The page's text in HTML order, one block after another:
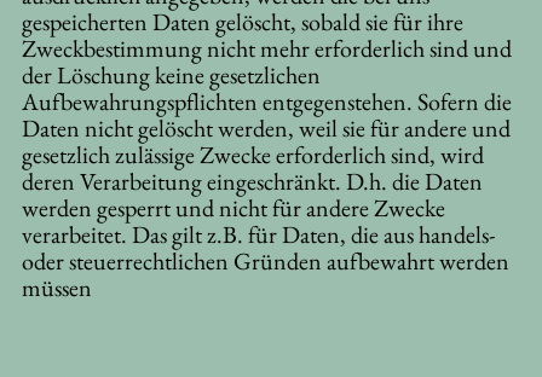
gespeicherten Daten gelöscht, sobald sie für ihre
Zweckbestimmung nicht mehr erforderlich sind und
der Löschung keine gesetzlichen
Aufbewahrungspflichten entgegenstehen. Sofern die
Daten nicht gelöscht werden, weil sie für andere und
gesetzlich zulässige Zwecke erforderlich sind, wird
deren Verarbeitung eingeschränkt. D.h. die Daten
werden gesperrt und nicht für andere Zwecke
verarbeitet. Das gilt z.B. für Daten, die aus handels-
oder steuerrechtlichen Gründen aufbewahrt werden
müssen